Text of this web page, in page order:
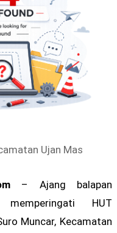
Ujan Mas
– Ajang balapan
HUT
Muncar, Kecamatan